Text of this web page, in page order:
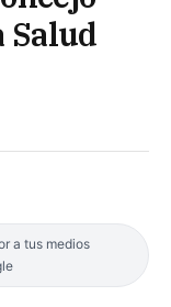
Salud
a tus medios